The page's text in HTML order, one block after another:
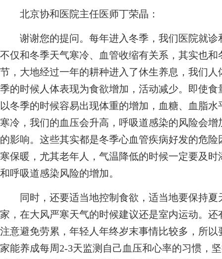
北京协和医院主任医师丁荣晶：
谢谢您的提问。每年进入冬季，我们医院就诊
不仅和冬季天气寒冷、血管收缩有关系，其实也
节，大地经过一年的耕种进入了休生养息，我们
季的时候人体表现为食欲增加，活动减少。即使
以冬季的时候容易出现体重的增加，血糖、血脂
寒冷，我们的血压会升高，呼吸道感染的风险会
的影响。这些其实都是冬季心血管疾病好发的危
寒保暖，尤其老年人，气温降低的时候一定要及
和呼吸道感染风险的增加。
同时，还要适当地控制食欲，适当地要保持夏
家，在大风严寒天气的时候建议还是室内运动。
注意避免劳累，年轻人年终岁末事情比较多，所
家能养成每周2-3天监测自己血压和心率的习惯，